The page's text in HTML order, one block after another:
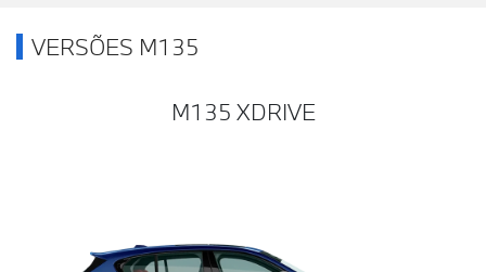
VERSÕES M135
M135 XDRIVE